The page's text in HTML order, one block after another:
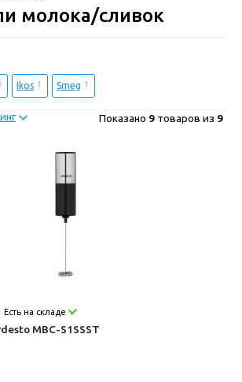
молока/сливок
Ikos 1 Smeg 1
Показано 9 товаров из 9
Есть на складе
MBC-S1SSST